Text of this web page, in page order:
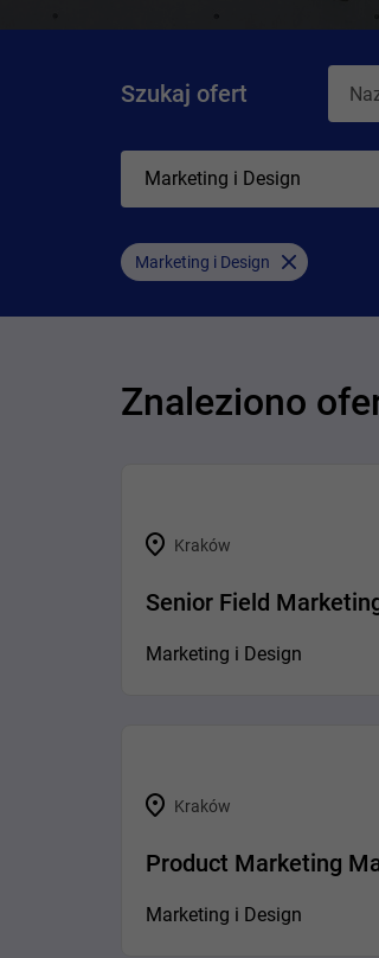
Szukaj ofert
Marketing i Design
Marketing i Design
Znaleziono
Kraków
Senior Field
Marketing i Design
Kraków
Product Marketing
Marketing i Design